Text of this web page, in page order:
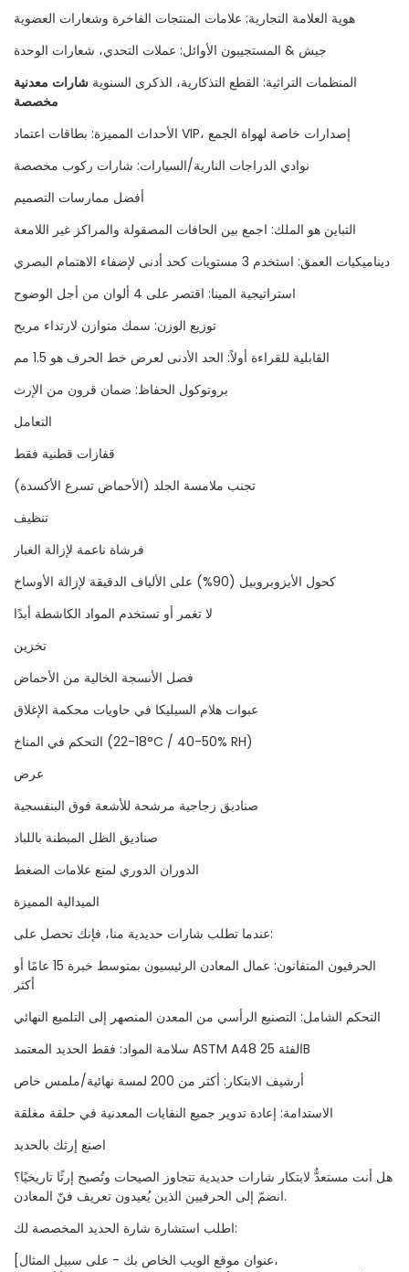
هوية العلامة التجارية: علامات المنتجات الفاخرة وشعارات العضوية
جيش & المستجيبون الأوائل: عملات التحدي، شعارات الوحدة
المنظمات التراثية: القطع التذكارية، الذكرى السنوية شارات معدنية
مخصصة
الأحداث المميزة: بطاقات اعتماد VIP، إصدارات خاصة لهواة الجمع
نوادي الدراجات النارية/السيارات: شارات ركوب مخصصة
أفضل ممارسات التصميم
التباين هو الملك: اجمع بين الحافات المصقولة والمراكز غير اللامعة
ديناميكيات العمق: استخدم 3 مستويات كحد أدنى لإضفاء الاهتمام البصري
استراتيجية المينا: اقتصر على 4 ألوان من أجل الوضوح
توزيع الوزن: سمك متوازن لارتداء مريح
القابلية للقراءة أولاً: الحد الأدنى لعرض خط الحرف هو 1.5 مم
بروتوكول الحفاظ: ضمان قرون من الإرث
التعامل
قفازات قطنية فقط
تجنب ملامسة الجلد (الأحماض تسرع الأكسدة)
تنظيف
فرشاة ناعمة لإزالة الغبار
كحول الأيزوبروبيل (90%) على الألياف الدقيقة لإزالة الأوساخ
لا تغمر أو تستخدم المواد الكاشطة أبدًا
تخزين
فصل الأنسجة الخالية من الأحماض
عبوات هلام السيليكا في حاويات محكمة الإغلاق
التحكم في المناخ (18-22°C / 40-50% RH)
عرض
صناديق زجاجية مرشحة للأشعة فوق البنفسجية
صناديق الظل المبطنة باللباد
الدوران الدوري لمنع علامات الضغط
الميدالية المميزة
عندما تطلب شارات حديدية منا، فإنك تحصل على:
الحرفيون المتفانون: عمال المعادن الرئيسيون بمتوسط خبرة 15 عامًا أو
أكثر
التحكم الشامل: التصنيع الرأسي من المعدن المنصهر إلى التلميع النهائي
سلامة المواد: فقط الحديد المعتمد ASTM A48 الفئة 25B
أرشيف الابتكار: أكثر من 200 لمسة نهائية/ملمس خاص
الاستدامة: إعادة تدوير جميع النفايات المعدنية في حلقة مغلقة
اصنع إرثك بالحديد
هل أنت مستعدٌّ لابتكار شارات حديدية تتجاوز الصيحات وتُصبح إرثًا تاريخيًا؟
انضمّ إلى الحرفيين الذين يُعيدون تعريف فنّ المعادن.
اطلب استشارة شارة الحديد المخصصة لك:
[عنوان موقع الويب الخاص بك - على سبيل المثال،